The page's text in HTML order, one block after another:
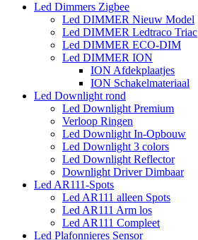
Led Dimmers Zigbee
Led DIMMER Nieuw Model
Led DIMMER Ledtraco Triac
Led DIMMER ECO-DIM
Led DIMMER ION
ION Afdekplaatjes
ION Schakelmateriaal
Led Downlight rond
Led Downlight Premium
Verloop Ringen
Led Downlight In-Opbouw
Led Downlight 3 colors
Led Downlight Reflector
Downlight Driver Dimbaar
Led AR111-Spots
Led AR111 alleen Spots
Led AR111 Arm los
Led AR111 Compleet
Led Plafonnieres Sensor